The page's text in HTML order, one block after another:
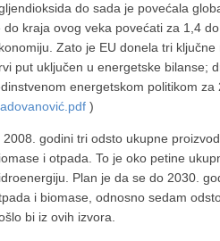
do sada je povećala
do kraja ovog veka povećati za 1,4
Zato je EU donela tri
put uključen u energetske bilanse;
energetskom politikom
)
2008. godini tri odsto ukupne
i otpada. To je oko petine
Plan je da se do 2030.
i biomase, odnosno sedam
bi iz ovih izvora.